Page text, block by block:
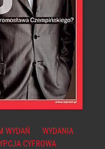
WYDAŃ
WYDANIA
CYFROWA